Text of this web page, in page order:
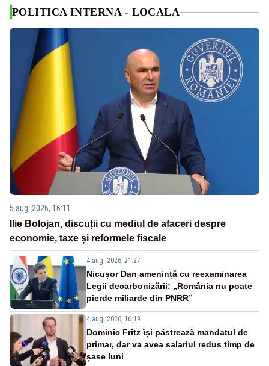
POLITICA INTERNA - LOCALA
5 aug. 2026, 16:11
Ilie Bolojan, discuții cu mediul de afaceri despre
economie, taxe și reformele fiscale
4 aug. 2026, 21:27
Nicușor Dan amenință cu reexaminarea
Legii decarbonizării: „România nu poate
pierde miliarde din PNRR”
4 aug. 2026, 16:19
Dominic Fritz își păstrează mandatul de
primar, dar va avea salariul redus timp de
șase luni